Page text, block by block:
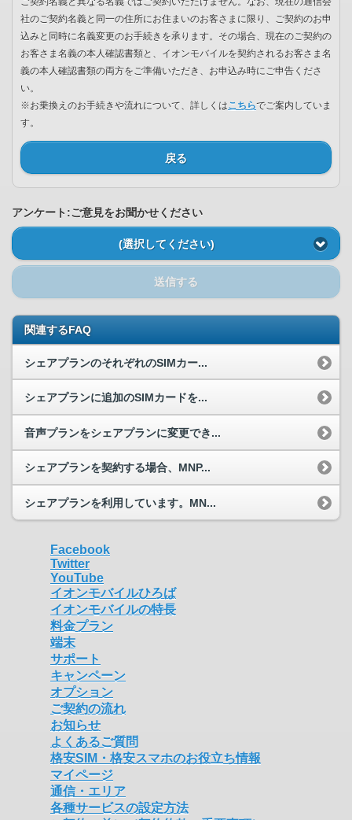
社のご契約名義と同一の住所にお住まいのお客さまに限り、ご契約のお申
込みと同時に名義変更のお手続きを承ります。その場合、現在のご契約の
お客さま名義の本人確認書類と、イオンモバイルを契約されるお客さま名
義の本人確認書類の両方をご準備いただき、お申込み時にご申告くださ
い。
※お乗換えのお手続きや流れについて、詳しくはこちらでご案内していま
す。
戻る
アンケート:ご意見をお聞かせください
(選択してください)
送信する
関連するFAQ
シェアプランのそれぞれのSIMカー...
シェアプランに追加のSIMカードを...
音声プランをシェアプランに変更でき...
シェアプランを契約する場合、MNP...
シェアプランを利用しています。MN...
Facebook
Twitter
YouTube
イオンモバイルひろば
イオンモバイルの特長
料金プラン
端末
サポート
キャンペーン
オプション
ご契約の流れ
お知らせ
よくあるご質問
格安SIM・格安スマホのお役立ち情報
マイページ
通信・エリア
各種サービスの設定方法